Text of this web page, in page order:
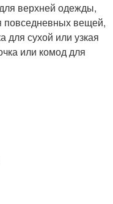
верхней одежды,
повседневных вещей,
для сухой или узкая
или комод для